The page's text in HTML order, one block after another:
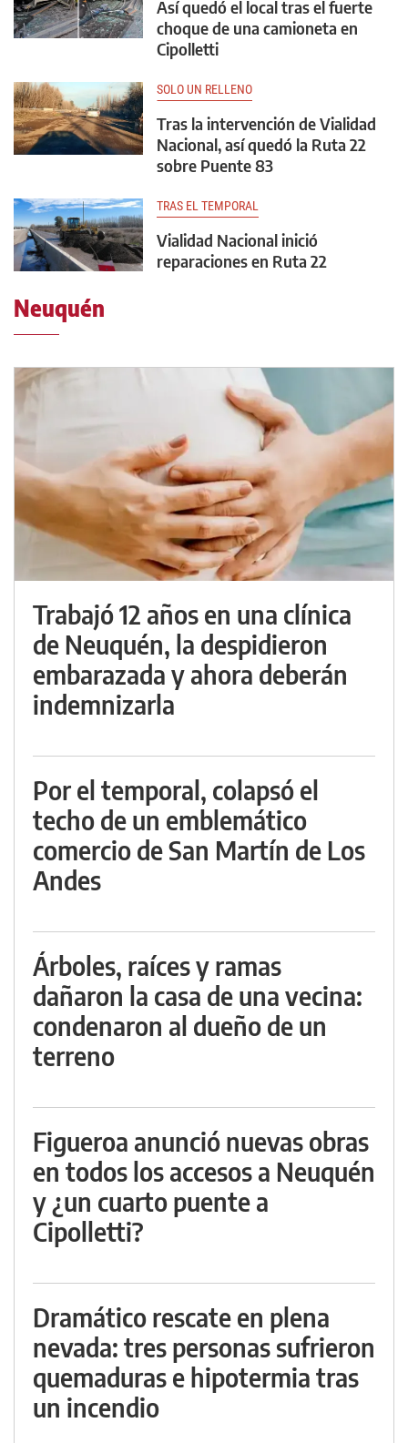
Así quedó el local tras el fuerte
choque de una camioneta en
Cipolletti
SOLO UN RELLENO
Tras la intervención de Vialidad
Nacional, así quedó la Ruta 22
sobre Puente 83
TRAS EL TEMPORAL
Vialidad Nacional inició
reparaciones en Ruta 22
Neuquén
Trabajó 12 años en una clínica
de Neuquén, la despidieron
embarazada y ahora deberán
indemnizarla
Por el temporal, colapsó el
techo de un emblemático
comercio de San Martín de Los
Andes
Árboles, raíces y ramas
dañaron la casa de una vecina:
condenaron al dueño de un
terreno
Figueroa anunció nuevas obras
en todos los accesos a Neuquén
y ¿un cuarto puente a
Cipolletti?
Dramático rescate en plena
nevada: tres personas sufrieron
quemaduras e hipotermia tras
un incendio